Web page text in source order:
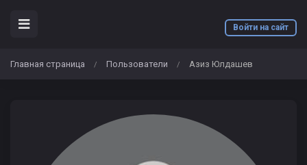
Войти на сайт
Главная страница / Пользователи / Азиз Юлдашев